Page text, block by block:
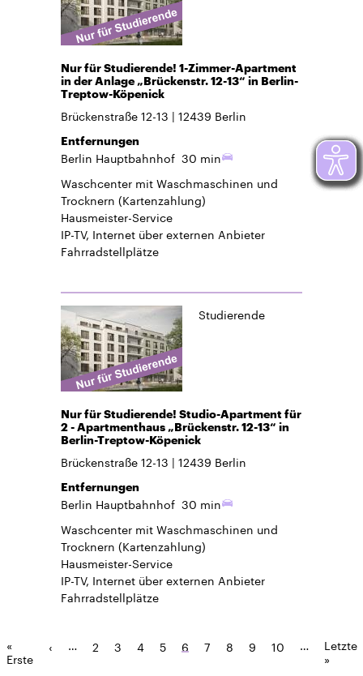
Nur für Studierende! 1-Zimmer-Apartment
in der Anlage „Brückenstr. 12-13“ in Berlin-
Treptow-Köpenick
Brückenstraße 12-13 12439 Berlin
Entfernungen
Berlin Hauptbahnhof 30 min
Waschcenter mit Waschmaschinen und
Trocknern (Kartenzahlung)
Hausmeister-Service
IP-TV, Internet über externen Anbieter
Fahrradstellplätze
Studierende
Nur für Studierende! Studio-Apartment für
2 - Apartmenthaus „Brückenstr. 12-13“ in
Berlin-Treptow-Köpenick
Brückenstraße 12-13 12439 Berlin
Entfernungen
Berlin Hauptbahnhof 30 min
Waschcenter mit Waschmaschinen und
Trocknern (Kartenzahlung)
Hausmeister-Service
IP-TV, Internet über externen Anbieter
Fahrradstellplätze
«
Erste
‹ … 2 3 4 5 6 7 8 9 10 … Letzte
»